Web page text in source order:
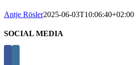
Antje Rösler2025-06-03T10:06:40+02:00
SOCIAL MEDIA